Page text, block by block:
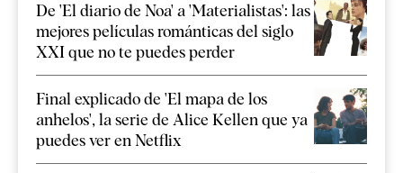
De 'El diario de Noa' a 'Materialistas': las
mejores películas románticas del siglo
XXI que no te puedes perder
Final explicado de 'El mapa de los
anhelos', la serie de Alice Kellen que ya
puedes ver en Netflix